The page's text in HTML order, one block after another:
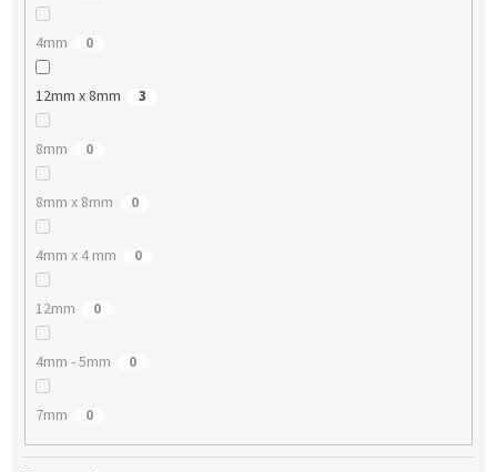
4mm 0
12mm x 8mm 3
8mm 0
8mm x 8mm 0
4mm x 4 mm 0
12mm 0
4mm - 5mm 0
7mm 0